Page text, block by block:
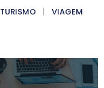
TURISMO VIAGEM